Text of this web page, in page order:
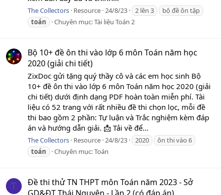
The Collectors Resource 24/8/23 2 lên 3
bộ đề ôn tập
toán
Chuyên mục:Tài liệu Toán 2
Bộ 10+ đề ôn thi vào lớp 6 môn Toán năm học
2020 (giải chi tiết)
ZixDoc gửi tặng quý thầy cô và các em học sinh Bộ
10+ đề ôn thi vào lớp 6 môn Toán năm học 2020 (giải
chi tiết) dưới định dạng PDF hoàn toàn miễn phí. Tài
liệu có 52 trang với rất nhiều đề thi chọn lọc, mỗi đề
thi bao gồm 2 phần: Tự luận và Trắc nghiệm kèm đáp
án và hướng dẫn giải. 📩 Tải về để...
The Collectors Resource 24/8/23 2020
ôn thi vào 6
toán
Chuyên mục:Toán
T
Đề thi thử TN THPT môn Toán năm 2023 - Sở